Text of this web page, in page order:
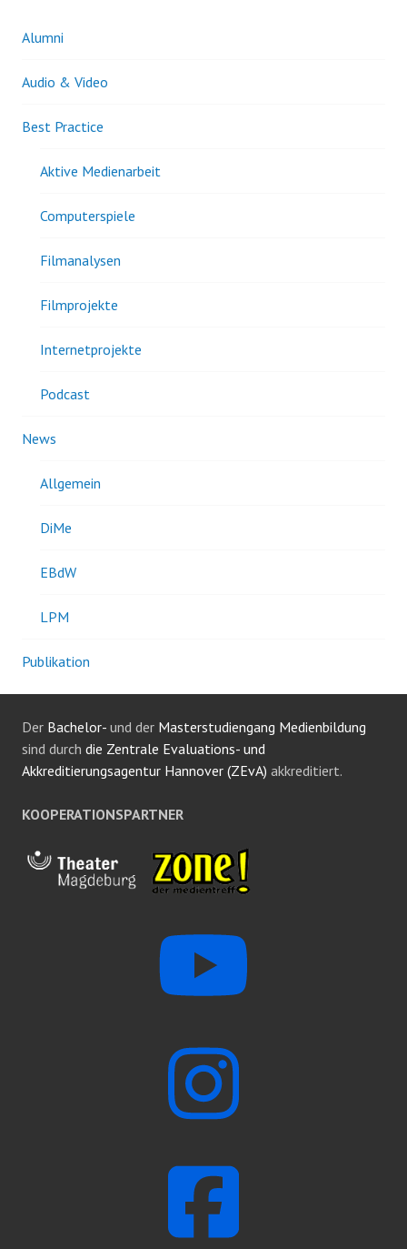
Alumni
Audio & Video
Best Practice
Aktive Medienarbeit
Computerspiele
Filmanalysen
Filmprojekte
Internetprojekte
Podcast
News
Allgemein
DiMe
EBdW
LPM
Publikation
Der Bachelor- und der Masterstudiengang Medienbildung
sind durch die Zentrale Evaluations- und
Akkreditierungsagentur Hannover (ZEvA) akkreditiert.
KOOPERATIONSPARTNER